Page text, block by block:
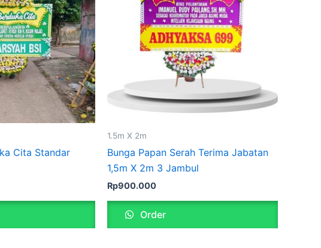
Cita Standar
1.5m X 2m
Bunga Papan Serah Terima Jabatan
1,5m X 2m 3 Jambul
Rp900.000
Order